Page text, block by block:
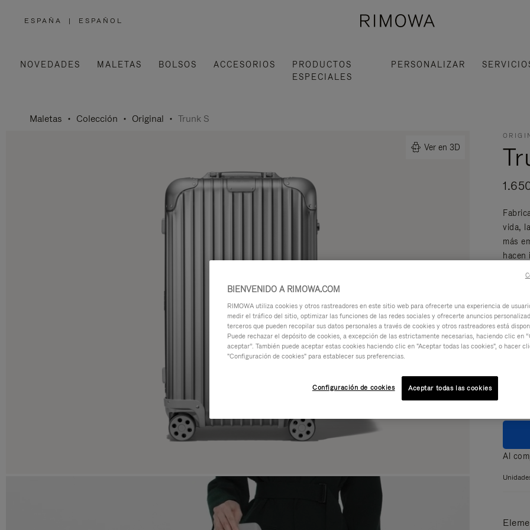
ESPAÑA
,
| ESPAÑOL
NOVEDADES MALETAS BOLSOS ACCESORIOS
PRODUCTOS
ESPECIALES
PERSONALIZAR
Maletas Colección Original Trunk S
Ver en 3D
vida,
más
hacen
Color
Al
BIENVENIDO A RIMOWA.COM
RIMOWA utiliza cookies y otros rastreadores en este sitio web para ofrecerte una experiencia de
medir el tráfico del sitio, optimizar las funciones de las redes sociales y ofrecerte anuncios
terceros que pueden recopilar sus datos personales a través de cookies y otros rastreadores está
Puede rechazar el depósito de cookies, a excepción de las estrictamente necesarias, haciendo clic en
aceptar”. También puede aceptar estas cookies haciendo clic en "Aceptar todas las cookies", o hacer
"Configuración de cookies" para establecer sus preferencias.
Configuración de cookies Aceptar todas las cookies